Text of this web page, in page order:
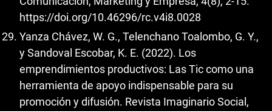
https://doi.org/10.46296/rc.v4i8.0028
Yanza Chávez, W. G., Telenchano Toalombo, G. Y.,
y Sandoval Escobar, K. E. (2022). Los
emprendimientos productivos: Las Tic como una
herramienta de apoyo indispensable para su
promoción y difusión. Revista Imaginario Social,